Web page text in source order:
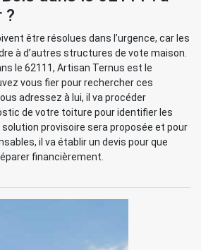
?
être résolues dans l’urgence, car les
à d’autres structures de vote maison.
le 62111, Artisan Ternus est le
vous fier pour rechercher ces
adressez à lui, il va procéder
de votre toiture pour identifier les
provisoire sera proposée et pour
il va établir un devis pour que
financièrement.